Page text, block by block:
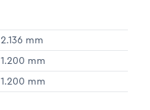
2.136 mm
1.200 mm
1.200 mm